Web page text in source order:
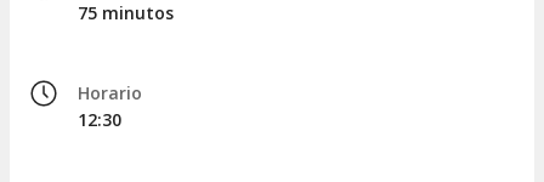
75 minutos
Horario
12:30